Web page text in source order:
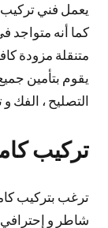
كما أنه
متنقلة مزودة
يقوم بتأمين
التصليح ، الفك
تركيب
ترغب بتركيب
شاطر و